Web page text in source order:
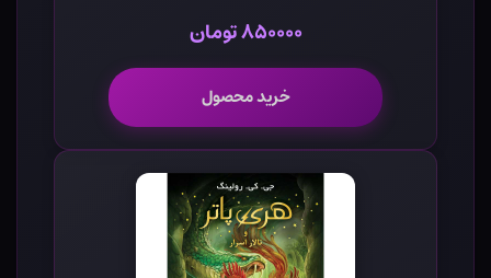
۸۵۰۰۰۰ تومان
خرید محصول